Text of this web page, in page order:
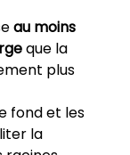
au moins
que la
plus
fond et les
la